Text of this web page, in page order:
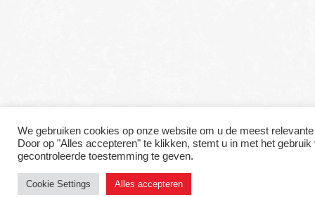
We gebruiken cookies op onze website om u de meest
Door op "Alles accepteren" te klikken, stemt u in met het
gecontroleerde toestemming te geven.
Cookie Settings Alles accepteren